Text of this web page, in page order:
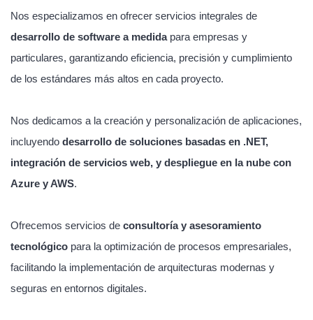
Nos especializamos en ofrecer servicios integrales de
desarrollo de software a medidapara empresas y
particulares, garantizando eficiencia, precisión y cumplimiento
de los estándares más altos en cada proyecto.
Nos dedicamos a la creación y personalización de aplicaciones,
incluyendo desarrollo de soluciones basadas en .NET,
integración de servicios web, y despliegue en la nube con
Azure y AWS.
Ofrecemos servicios de consultoría y asesoramiento
tecnológico para la optimización de procesos empresariales,
facilitando la implementación de arquitecturas modernas y
seguras en entornos digitales.